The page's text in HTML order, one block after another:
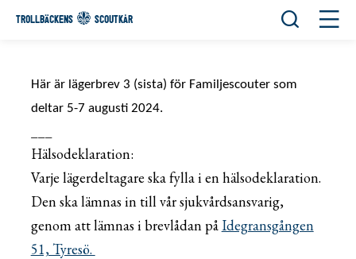
TROLLBÄCKENS SCOUTKÅR Öppna
Här är lägerbrev3 (sista) för Familjescouter som
deltar 5-7 augusti 2024.
Hälsodeklaration:
Varje lägerdeltagare ska fylla i en hälsodeklaration.
Den ska lämnas in till vår sjukvårdsansvarig,
genom att lämnas i brevlådan påIdegransgången
51, Tyresö.